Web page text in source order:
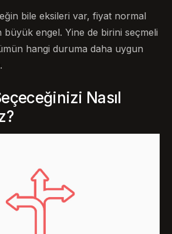
bile eksileri var, fiyat normal
büyük engel. Yine de birini seçmeli
hangi duruma daha uygun
Nasıl